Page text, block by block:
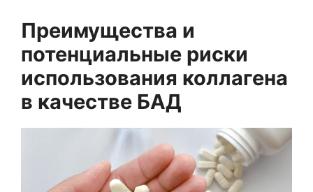
Преимущества и
потенциальные риски
использования коллагена
в качестве БАД